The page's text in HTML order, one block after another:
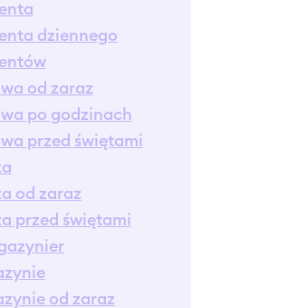
dziennego
od zaraz
po godzinach
przed świętami
od zaraz
przed świętami
od zaraz